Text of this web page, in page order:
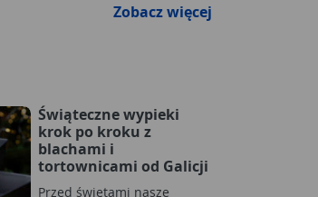
Zobacz więcej
Świąteczne wypieki
krok po kroku z
blachami i
tortownicami od Galicji
Przed świętami nasze